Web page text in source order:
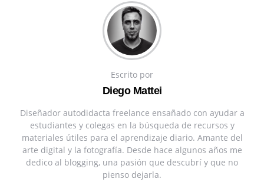
Escrito por
Diego Mattei
Diseñador autodidacta freelance ensañado con ayudar a
estudiantes y colegas en la búsqueda de recursos y
materiales útiles para el aprendizaje diario. Amante del
arte digital y la fotografía. Desde hace algunos años me
dedico al blogging, una pasión que descubrí y que no
pienso dejarla.